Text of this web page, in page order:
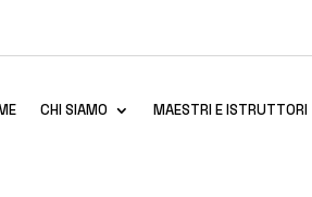
CHI SIAMO MAESTRI E ISTRUTTORI